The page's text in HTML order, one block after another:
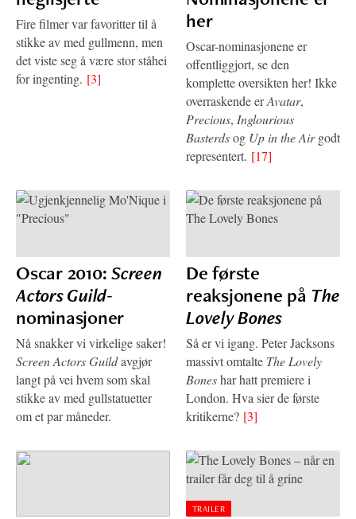
Fire filmer var favoritter til å
stikke av med gullmenn, men
det viste seg å være stor ståhei
for ingenting. [3]
her
Oscar-nominasjonene er
offentliggjort, se den
komplette oversikten her! Ikke
overraskende erAvatar,
Precious, Inglourious
Basterdsog Up in the Airgodt
representert. [17]
Oscar 2010:Screen
Actors Guild-
nominasjoner
Nå snakker vi virkelige saker!
Screen Actors Guildavgjør
langt på vei hvem som skal
stikke av med gullstatuetter
om et par måneder.
De første
reaksjonene på The
Lovely Bones
Så er vi igang. Peter Jacksons
massivt omtalte The Lovely
Boneshar hatt premiere i
London. Hva sier de første
kritikerne? [3]
TRAILER